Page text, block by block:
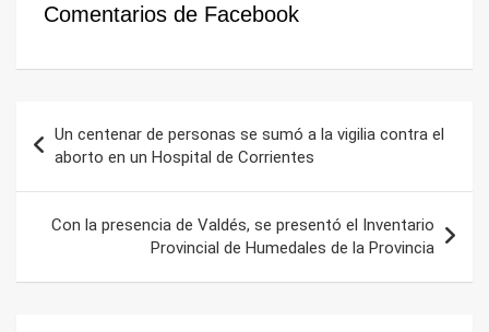
Comentarios de Facebook
de
entradas
Un centenar de personas se sumó a la vigilia contra el
aborto en un Hospital de Corrientes
Con la presencia de Valdés, se presentó el Inventario
Provincial de Humedales de la Provincia